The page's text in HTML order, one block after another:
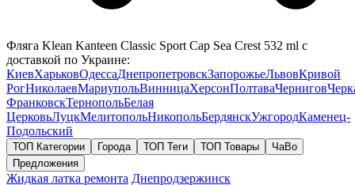
Фляга Klean Kanteen Classic Sport Cap Sea Crest 532 ml с
доставкой по Украине:
КиевХарьковОдессаДнепропетровскЗапорожьеЛьвовКривой
РогНиколаевМариупольВинницаХерсонПолтаваЧернигов
ФранковскТернопольБелая
ЦерковьЛуцкМелитопольНикопольБердянскУжгородКаменец-
Подольский
ТОП Категории Города ТОП Теги ТОП Товары
ЧаВо
Предложения
Жидкая латка ремонта Днепродзержинск